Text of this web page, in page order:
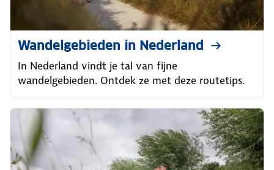
Wandelgebieden in Nederland
In Nederland vindt je tal van fijne
wandelgebieden. Ontdek ze met deze routetips.